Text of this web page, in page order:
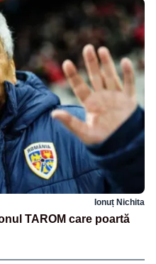
Ionuț Nichita
TAROM care poartă